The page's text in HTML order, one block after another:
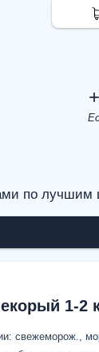
по лучшим
1-2
свежеморож.,